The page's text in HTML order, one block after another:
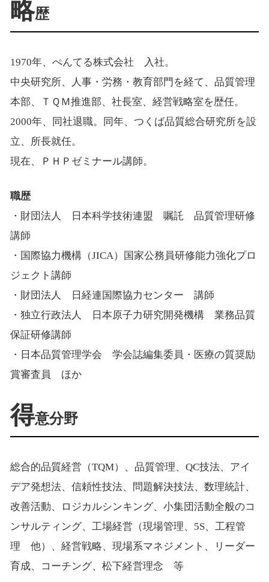
略歴
1970年、ぺんてる株式会社 入社。
中央研究所、人事・労務・教育部門を経て、品質管理
本部、ＴＱＭ推進部、社長室、経営戦略室を歴任。
2000年、同社退職。同年、つくば品質総合研究所を設
立、所長就任。
現在、ＰＨＰゼミナール講師。
職歴
・財団法人 日本科学技術連盟 嘱託 品質管理研修
講師
・国際協力機構（JICA）国家公務員研修能力強化プロ
ジェクト講師
・財団法人 日経連国際協力センター 講師
・独立行政法人 日本原子力研究開発機構 業務品質
保証研修講師
・日本品質管理学会 学会誌編集委員・医療の質奨励
賞審査員 ほか
得意分野
総合的品質経営（TQM）、品質管理、QC技法、アイ
デア発想法、信頼性技法、問題解決技法、数理統計、
改善活動、ロジカルシンキング、小集団活動全般のコ
ンサルティング、工場経営（現場管理、5S、工程管
理 他）、経営戦略、現場系マネジメント、リーダー
育成、コーチング、松下経営理念 等